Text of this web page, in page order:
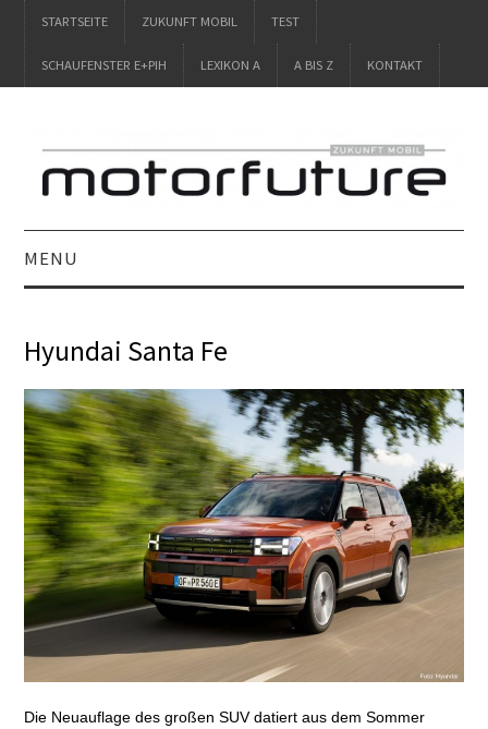
STARTSEITE ZUKUNFT MOBIL TEST
SCHAUFENSTER E+PIH LEXIKON A A BIS Z KONTAKT
MENU
ZUKUNFT MOBIL
TEST
SCHAUFENSTER
E+PIH
LEXIKON A
Hyundai Santa Fe
Die Neuauflage des großen SUV datiert aus dem Sommer